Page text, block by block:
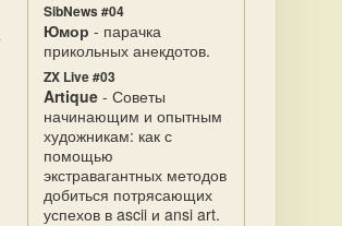
SibNews #04
Юмор - парачка
прикольных анекдотов.
ZX Live #03
Artique - Советы
начинающим и опытным
художникам: как с
помощью
экстравагантных методов
добиться потрясающих
успехов в ascii и ansi art.